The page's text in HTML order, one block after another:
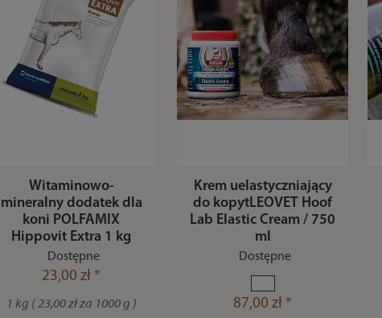
Witaminowo-
mineralny dodatek dla
koni POLFAMIX
Hippovit Extra 1 kg
Dostępne
23,00 zł *
1 kg ( 23,00 zł za 1000 g )
Krem uelastyczniający
do kopytLEOVET Hoof
Lab Elastic Cream / 750
ml
Dostępne
87,00 zł *